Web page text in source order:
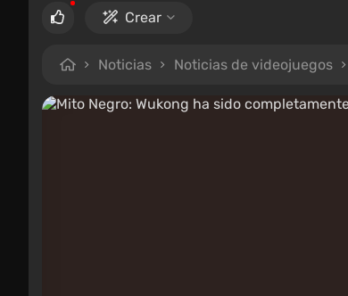
Crear
Noticias Noticias de videojuegos